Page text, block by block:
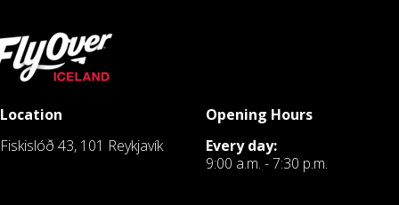
Location
Fiskislóð 43, 101 Reykjavík
Opening Hours
Every day:
9:00 a.m. - 7:30 p.m.